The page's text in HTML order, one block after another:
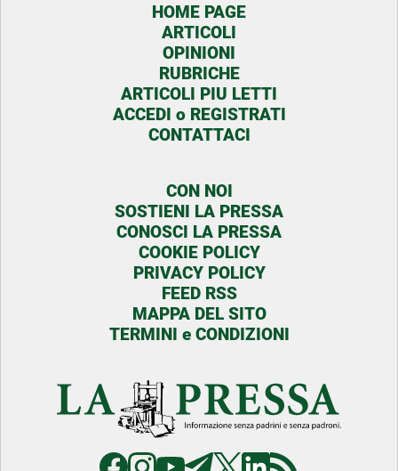
HOME PAGE
ARTICOLI
OPINIONI
RUBRICHE
ARTICOLI PIU LETTI
ACCEDI o REGISTRATI
CONTATTACI
CON NOI
SOSTIENI LA PRESSA
CONOSCI LA PRESSA
COOKIE POLICY
PRIVACY POLICY
FEED RSS
MAPPA DEL SITO
TERMINI e CONDIZIONI